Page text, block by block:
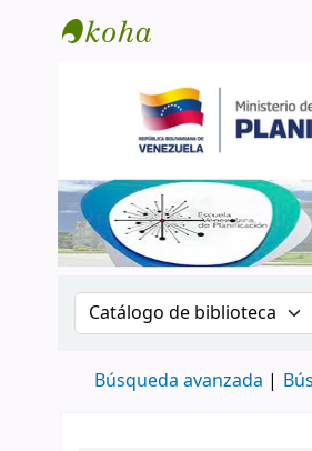
Buscar en el catálogo
Búsqueda avanzada